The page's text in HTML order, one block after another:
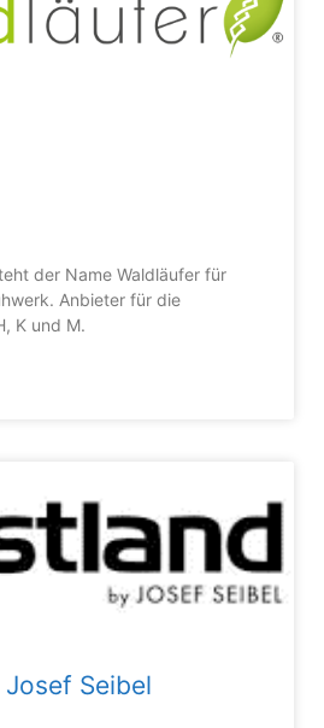
der Name Waldläufer für
Anbieter für die
K und M.
Seibel